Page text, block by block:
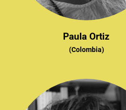
Paula Ortiz
(Colombia)